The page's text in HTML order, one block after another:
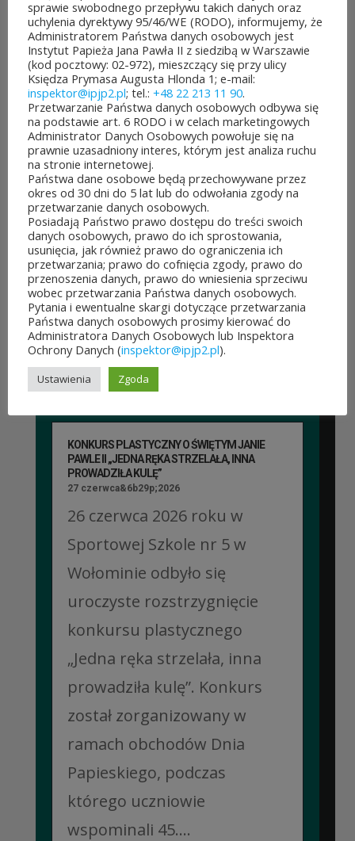
W dniach 6–10 lipca 2026 r. w
Collegium Marianum w
Pelplinie odbyły się
Jubileuszowe XXV
Mistrzostwa Polski
Duchowieństwa w Szachach
Klasycznych. Wydarzenie
zostało objęte patronatem
Instytutu Papieża Jana Pawła
II, który wsparł organizację
mistrzostw, fundując...
CZYTAJ DALEJ
KONKURS PLASTYCZNY O ŚWIĘTYM JANIE
PAWLE II „JEDNA RĘKA STRZELAŁA, INNA
PROWADZIŁA KULĘ”
27 czerwca&6b29p;2026
26 czerwca 2026 roku w
Sportowej Szkole nr 5 w
Wołominie odbyło się
uroczyste rozstrzygnięcie
konkursu plastycznego
„Jedna ręka strzelała, inna
prowadziła kulę”. Konkurs
został zorganizowany w
ramach obchodów Dnia
Papieskiego, podczas
którego uczniowie
wspominali 45....
sprawie swobodnego przepływu takich danych oraz
uchylenia dyrektywy 95/46/WE (RODO), informujemy, że
Administratorem Państwa danych osobowych jest
Instytut Papieża Jana Pawła II z siedzibą w Warszawie
(kod pocztowy: 02-972), mieszczący się przy ulicy
Księdza Prymasa Augusta Hlonda 1; e-mail:
inspektor@ipjp2.pl; tel.: +48 22 213 11 90.
Przetwarzanie Państwa danych osobowych odbywa się
na podstawie art. 6 RODO i w celach marketingowych
Administrator Danych Osobowych powołuje się na
prawnie uzasadniony interes, którym jest analiza ruchu
na stronie internetowej.
Państwa dane osobowe będą przechowywane przez
okres od 30 dni do 5 lat lub do odwołania zgody na
przetwarzanie danych osobowych.
Posiadają Państwo prawo dostępu do treści swoich
danych osobowych, prawo do ich sprostowania,
usunięcia, jak również prawo do ograniczenia ich
przetwarzania; prawo do cofnięcia zgody, prawo do
przenoszenia danych, prawo do wniesienia sprzeciwu
wobec przetwarzania Państwa danych osobowych.
Pytania i ewentualne skargi dotyczące przetwarzania
Państwa danych osobowych prosimy kierować do
Administratora Danych Osobowych lub Inspektora
Ochrony Danych (inspektor@ipjp2.pl).
Ustawienia Zgoda